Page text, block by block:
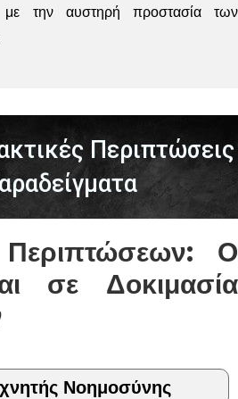
με την αυστηρή προστασία των
Περιπτώσεις
Ο
σε Δοκιμασία
Νοημοσύνης